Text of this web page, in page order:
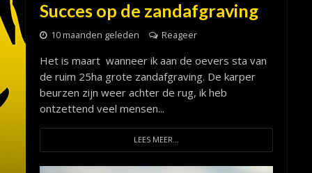
Succes op de zandafgraving
10 maanden geleden Reageer
Het is maart wanneer ik aan de oevers sta van
de ruim 25ha grote zandafgraving. De karper
beurzen zijn weer achter de rug, ik heb
ontzettend veel mensen...
LEES MEER...